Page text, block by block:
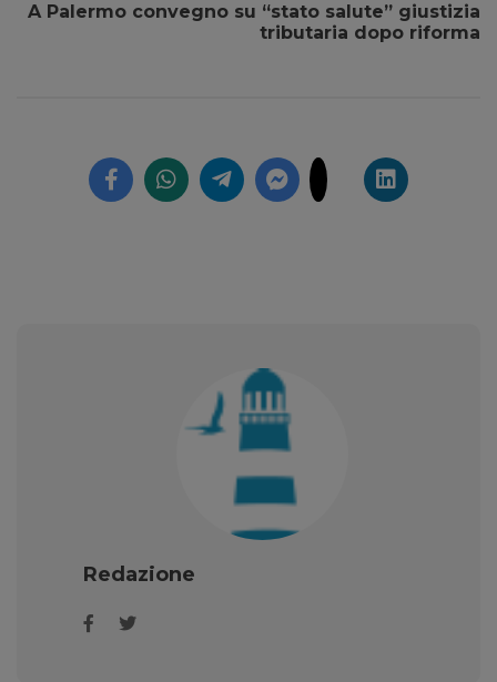
A Palermo convegno su “stato salute” giustizia
tributaria dopo riforma
Redazione